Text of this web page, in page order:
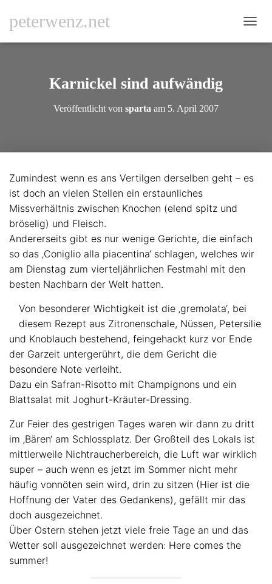
peterwenz.net
A
C
E
N
Karnickel sind aufwändig
Veröffentlicht von sparta am 5. April 2007
Zumindest wenn es ans Vertilgen derselben geht – es
ist doch an vielen Stellen ein erstaunliches
Missverhältnis zwischen Knochen (elend spitz und
bröselig) und Fleisch.
Andererseits gibt es nur wenige Gerichte, die einfach
so das ‚Coniglio alla piacentina‘ schlagen, welches wir
am Dienstag zum vierteljährlichen Festmahl mit den
besten Nachbarn der Welt hatten.
Von besonderer Wichtigkeit ist die ‚gremolata‘, bei
diesem Rezept aus Zitronenschale, Nüssen, Petersilie
und Knoblauch bestehend, feingehackt kurz vor Ende
der Garzeit untergerührt, die dem Gericht die
besondere Note verleiht.
Dazu ein Safran-Risotto mit Champignons und ein
Blattsalat mit Joghurt-Kräuter-Dressing.
Zur Feier des gestrigen Tages waren wir dann zu dritt
im ‚Bären‘ am Schlossplatz. Der Großteil des Lokals ist
mittlerweile Nichtraucherbereich, die Luft war wirklich
super – auch wenn es jetzt im Sommer nicht mehr
häufig vonnöten sein wird, drin zu sitzen (Hier ist die
Hoffnung der Vater des Gedankens), gefällt mir das
doch ausgezeichnet.
Über Ostern stehen jetzt viele freie Tage an und das
Wetter soll ausgezeichnet werden: Here comes the
summer!